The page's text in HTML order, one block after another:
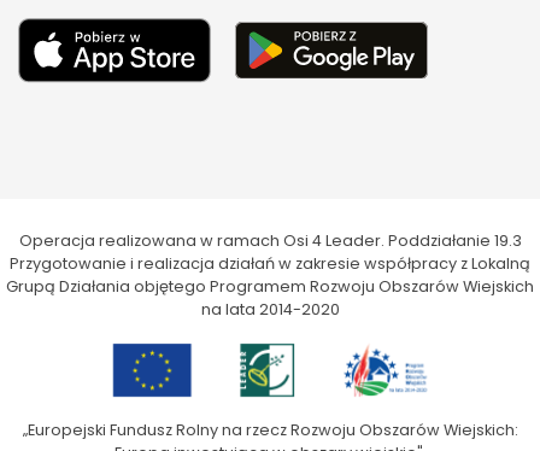
Operacja realizowana w ramach Osi 4 Leader. Poddziałanie 19.3
Przygotowanie i realizacja działań w zakresie współpracy z Lokalną
Grupą Działania objętego Programem Rozwoju Obszarów Wiejskich
na lata 2014-2020
„Europejski Fundusz Rolny na rzecz Rozwoju Obszarów Wiejskich: